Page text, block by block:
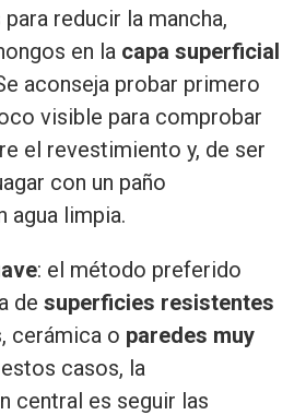
reducir la mancha,
en la capa superficial
aconseja probar primero
visible para comprobar
el revestimiento y, de ser
con un paño
agua limpia.
: el método preferido
de superficies resistentes
cerámica o paredes muy
estos casos, la
central es seguir las